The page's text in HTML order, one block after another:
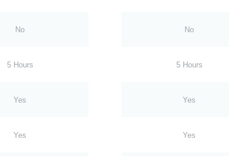
No
5 Hours
Yes
Yes
No
5 Hours
Yes
Yes